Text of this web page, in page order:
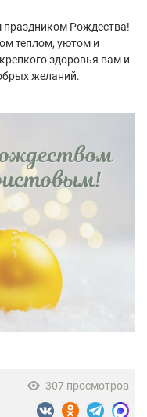
праздником Рождества!
теплом, уютом и
здоровья вам и
желаний.
307 просмотров